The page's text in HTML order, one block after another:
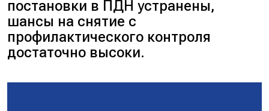
постановки в ПДН устранены,
шансы на снятие с
профилактического контроля
достаточно высоки.